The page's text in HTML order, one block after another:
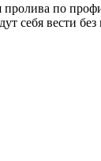
по
себя вести